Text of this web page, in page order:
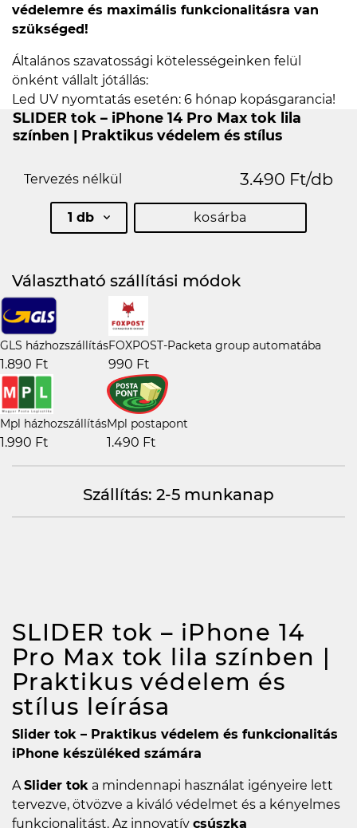
védelemre és maximális funkcionalitásra van
szükséged!
Általános szavatossági kötelességeinken felül
önként vállalt jótállás:
Led UV nyomtatás esetén: 6 hónap kopásgarancia!
SLIDER tok – iPhone 14 Pro Max tok lila
színben | Praktikus védelem és stílus
Tervezés nélkül 3.490 Ft/db
1 db kosárba
Választható szállítási módok
GLS házhozszállítás
1.890 Ft
FOXPOST-Packeta group automatába
990 Ft
Mpl házhozszállítás
1.990 Ft
Mpl postapont
1.490 Ft
Szállítás: 2-5 munkanap
SLIDER tok – iPhone 14
Pro Max tok lila színben |
Praktikus védelem és
stílus leírása
Slider tok – Praktikus védelem és funkcionalitás
iPhone készüléked számára
A Slider tok a mindennapi használat igényeire lett
tervezve, ötvözve a kiváló védelmet és a kényelmes
funkcionalitást. Az innovatív csúszka